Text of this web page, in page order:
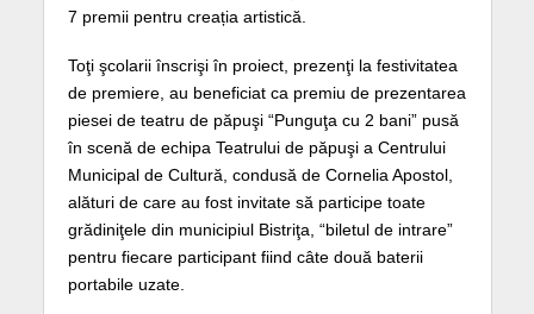
7 premii pentru creația artistică.
Toţi şcolarii înscrişi în proiect, prezenţi la festivitatea
de premiere, au beneficiat ca premiu de prezentarea
piesei de teatru de păpuşi “Punguţa cu 2 bani” pusă
în scenă de echipa Teatrului de păpuşi a Centrului
Municipal de Cultură, condusă de Cornelia Apostol,
alături de care au fost invitate să participe toate
grădiniţele din municipiul Bistriţa, “biletul de intrare”
pentru fiecare participant fiind câte două baterii
portabile uzate.